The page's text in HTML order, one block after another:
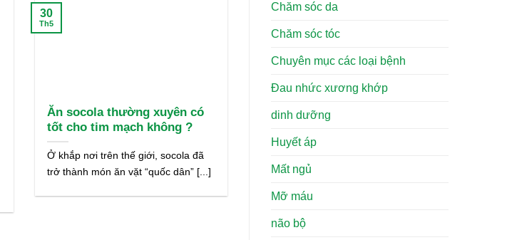
Ăn socola thường xuyên có
tốt cho tim mạch không ?
Ở khắp nơi trên thế giới, socola đã
trở thành món ăn vặt “quốc dân” [...]
30
Th5
Chăm sóc da
Chăm sóc tóc
Chuyên mục các loại bệnh
Đau nhức xương khớp
dinh dưỡng
Huyết áp
Mất ngủ
Mỡ máu
não bộ